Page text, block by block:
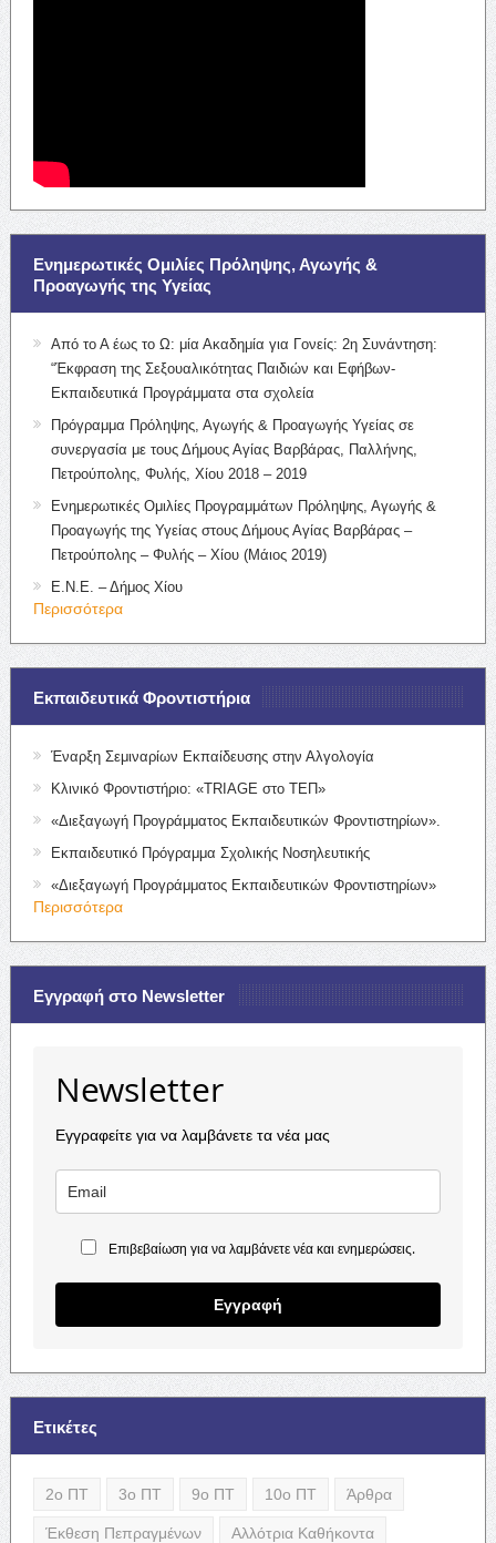
Ενημερωτικές Ομιλίες Πρόληψης, Αγωγής &
Προαγωγής της Υγείας
Από το Α έως το Ω: μία Ακαδημία για Γονείς: 2η Συνάντηση:
“Έκφραση της Σεξουαλικότητας Παιδιών και Εφήβων-
Εκπαιδευτικά Προγράμματα στα σχολεία
Πρόγραμμα Πρόληψης, Αγωγής & Προαγωγής Υγείας σε
συνεργασία με τους Δήμους Αγίας Βαρβάρας, Παλλήνης,
Πετρούπολης, Φυλής, Χίου 2018 – 2019
Ενημερωτικές Ομιλίες Προγραμμάτων Πρόληψης, Αγωγής &
Προαγωγής της Υγείας στους Δήμους Αγίας Βαρβάρας –
Πετρούπολης – Φυλής – Χίου (Μάιος 2019)
Ε.Ν.Ε. – Δήμος Χίου
Περισσότερα
Εκπαιδευτικά Φροντιστήρια
Έναρξη Σεμιναρίων Εκπαίδευσης στην Αλγολογία
Κλινικό Φροντιστήριο: «TRIAGE στο ΤΕΠ»
«Διεξαγωγή Προγράμματος Εκπαιδευτικών Φροντιστηρίων».
Εκπαιδευτικό Πρόγραμμα Σχολικής Νοσηλευτικής
«Διεξαγωγή Προγράμματος Εκπαιδευτικών Φροντιστηρίων»
Περισσότερα
Εγγραφή στο Newsletter
Newsletter
Εγγραφείτε για να λαμβάνετε τα νέα μας
Επιβεβαίωση για να λαμβάνετε νέα και ενημερώσεις.
Εγγραφή
Ετικέτες
2ο ΠΤ 3ο ΠΤ 9ο ΠΤ 10ο ΠΤ Άρθρα
Έκθεση Πεπραγμένων Αλλότρια Καθήκοντα